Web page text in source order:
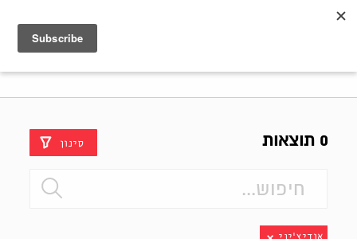
0 תוצאות סינון